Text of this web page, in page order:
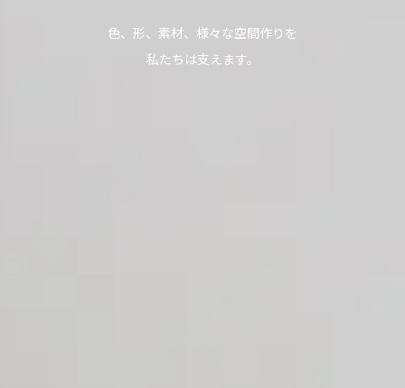
色、形、素材、様々な空間作りを
私たちは支えます。